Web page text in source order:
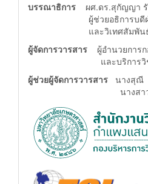
บรรณาธิการ ผศ.ดร.สุกัญญา
ผู้ช่วยอธิการบดีฝ่ายวิ
และวิเทศสัมพันธ์ วิท
ผู้จัดการวารสาร ผู้อำนวยการ
และบริการวิชา
ผู้ช่วยผู้จัดการวารสาร นางสุณี
นางสาวซากีน